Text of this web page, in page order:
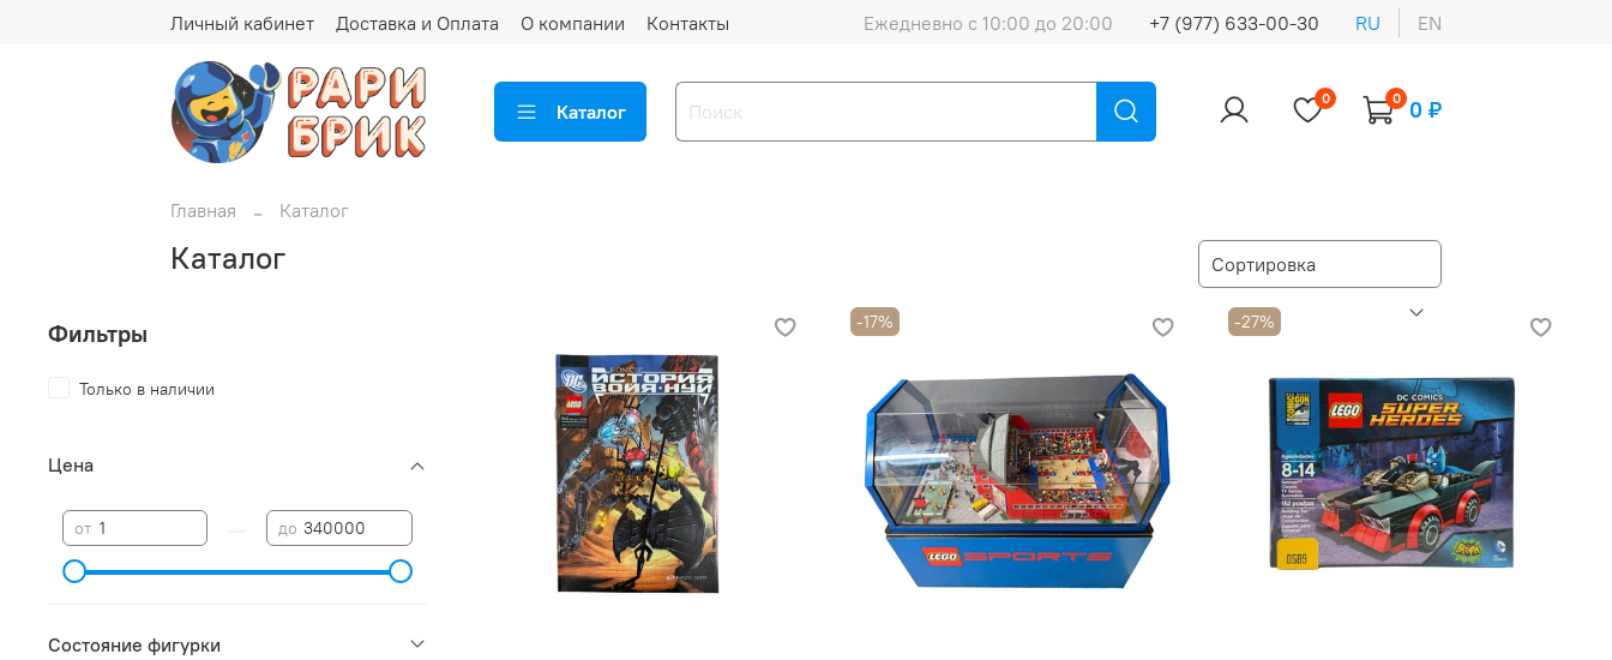
Личный кабинет Доставка и Оплата О компании Контакты Ежедневно с 10:00 до 20:00 +7 (977) 633-00-30 RU EN
Каталог
0 0 0 ₽
Главная Каталог
Каталог
-17% -27%
Фильтры
Только в наличии
Цена
от до
Состояние фигурки